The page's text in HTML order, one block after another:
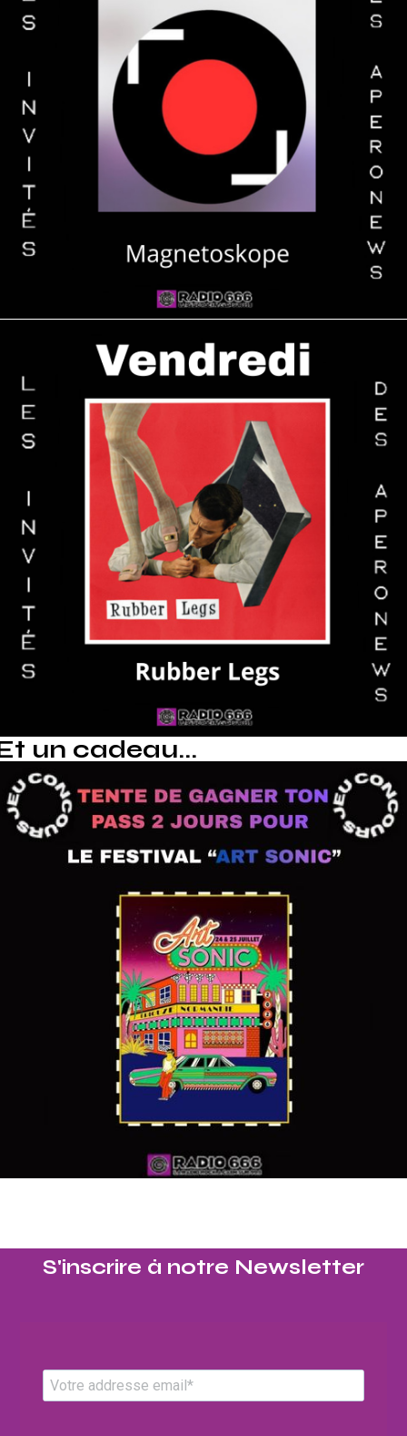
un cadeau...
S'inscrire à notre Newsletter​